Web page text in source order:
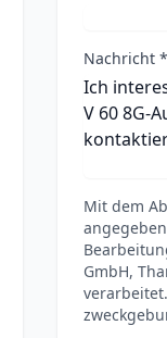
Nachricht *
Mit dem
GmbH,